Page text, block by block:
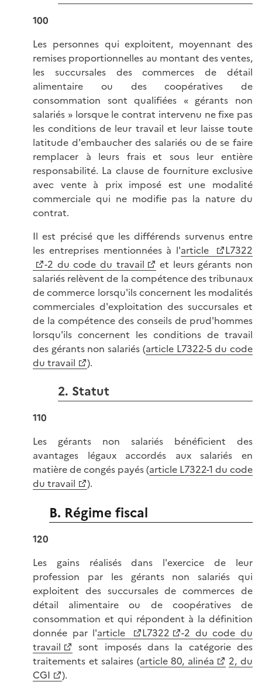
100
Les personnes qui exploitent, moyennant des
remises proportionnelles au montant des ventes,
les succursales des commerces de détail
alimentaire ou des coopératives de
consommation sont qualifiées « gérants non
salariés » lorsque le contrat intervenu ne fixe pas
les conditions de leur travail et leur laisse toute
latitude d'embaucher des salariés ou de se faire
remplacer à leurs frais et sous leur entière
responsabilité. La clause de fourniture exclusive
avec vente à prix imposé est une modalité
commerciale qui ne modifie pas la nature du
contrat.
Il est précisé que les différends survenus entre
les entreprises mentionnées à l'article
L7322
-2 du code du travail
et leurs gérants non
salariés relèvent de la compétence des tribunaux
de commerce lorsqu'ils concernent les modalités
commerciales d'exploitation des succursales et
de la compétence des conseils de prud'hommes
lorsqu'ils concernent les conditions de travail
des gérants non salariés (article L7322-5 du code
du travail
).
2. Statut
110
Les gérants non salariés bénéficient des
avantages légaux accordés aux salariés en
matière de congés payés (article L7322-1 du code
du travail
).
B. Régime fiscal
120
Les gains réalisés dans l'exercice de leur
profession par les gérants non salariés qui
exploitent des succursales de commerces de
détail alimentaire ou de coopératives de
consommation et qui répondent à la définition
donnée par l'article L7322
-2 du code du
travail
sont imposés dans la catégorie des
traitements et salaires (article 80, alinéa
2, du
CGI
).